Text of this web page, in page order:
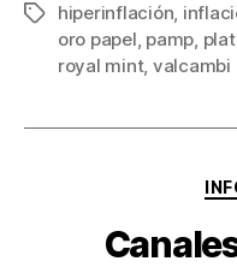
Etiquetas
hiperinflación,
oro papel, pamp,
royal mint, valcambi